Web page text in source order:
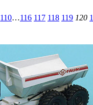
110…116 117 118 119 120